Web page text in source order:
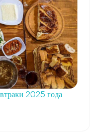
2025 года